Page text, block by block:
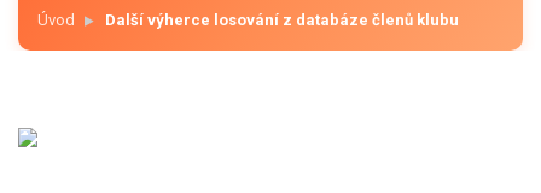
Úvod Další výherce losování z databáze členů klubu